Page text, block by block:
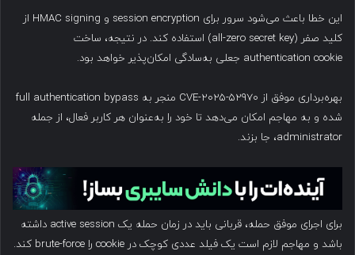
این خطا باعث می‌شود سرور برای session encryption و HMAC signing از
کلید صفر (all-zero secret key) استفاده کند. در نتیجه، ساخت
authentication cookie جعلی به‌سادگی امکان‌پذیر خواهد بود.
بهره‌برداری موفق از CVE-2025-52970 منجر به full authentication bypass
شده و به مهاجم امکان می‌دهد تا خود را به‌عنوان هر کاربر فعال، از جمله
administrator، جا بزند.
برای اجرای موفق حمله، قربانی باید در زمان حمله یک active session داشته
باشد و مهاجم لازم است یک فیلد عددی کوچک در cookie را brute-force کند.